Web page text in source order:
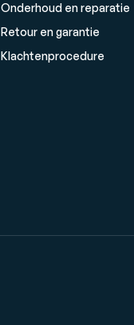
Onderhoud en reparatie
Retour en garantie
Klachtenprocedure